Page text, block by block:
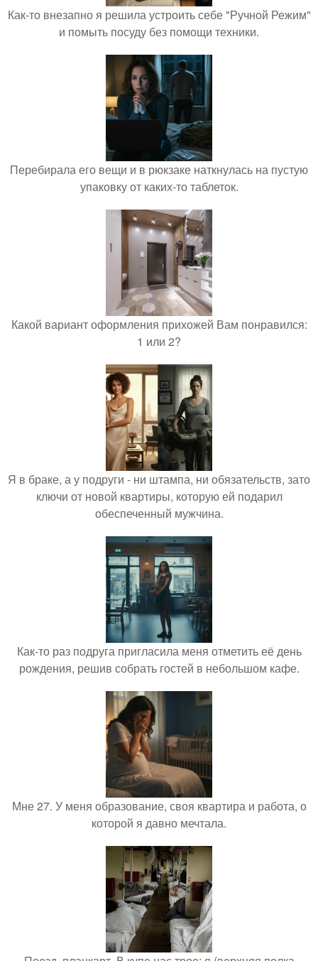
Как-то внезапно я решила устроить себе "Ручной Режим"
и помыть посуду без помощи техники.
Перебирала его вещи и в рюкзаке наткнулась на пустую
упаковку от каких-то таблеток.
Какой вариант оформления прихожей Вам понравился:
1 или 2?
Я в браке, а у подруги - ни штампа, ни обязательств, зато
ключи от новой квартиры, которую ей подарил
обеспеченный мужчина.
Как-то раз подруга пригласила меня отметить её день
рождения, решив собрать гостей в небольшом кафе.
Мне 27. У меня образование, своя квартира и работа, о
которой я давно мечтала.